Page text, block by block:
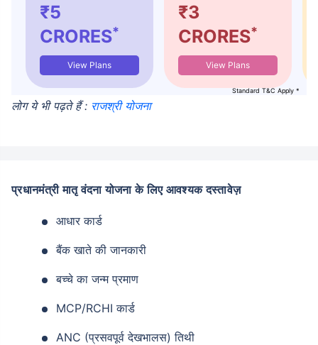
₹5
CRORES*
View Plans
₹3
CRORES*
View Plans
Standard T&C Apply *
लोग ये भी पढ़ते हैं : राजश्री योजना
प्रधानमंत्री मातृ वंदना योजना के लिए आवश्यक दस्तावेज़
आधार कार्ड
बैंक खाते की जानकारी
बच्चे का जन्म प्रमाण
MCP/RCHI कार्ड
ANC (प्रसवपूर्व देखभालस) तिथी